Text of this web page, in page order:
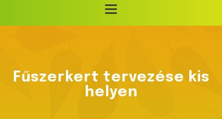
Fűszerkert tervezése kis
helyen